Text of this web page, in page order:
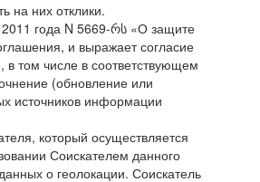
на них отклики.
года N 5669-რს «О защите
и выражает согласие
том числе в соответствующем
(обновление или
источников информации
который осуществляется
Соискателем данного
о геолокации. Соискатель